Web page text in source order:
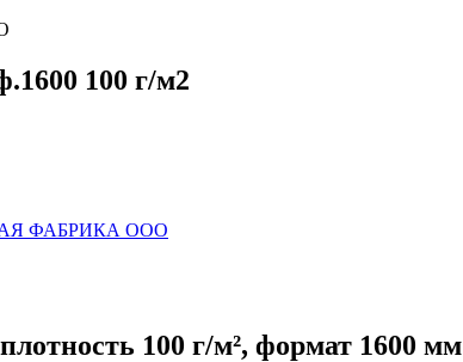
100 г/м2
ФАБРИКА ООО
100 г/м², формат 1600 мм